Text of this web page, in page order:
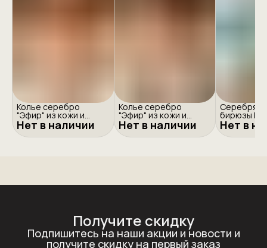
Нет в наличии
Колье серебро
"Эфир" из кожи и
эмали Нет в наличии
Колье серебро
"Эфир" из кожи и
эмали Нет в
бирюзы
Получите скидку
Подпишитесь на наши акции и новости и
получите скидку на первый заказ